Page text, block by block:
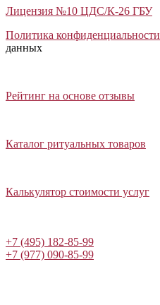
Лицензия №10 ЦДС/К-26 ГБУ
Политика конфиденциальности
данных
Рейтинг на основе отзывы
Каталог ритуальных товаров
Калькулятор стоимости услуг
+7 (495) 182-85-99
+7 (977) 090-85-99